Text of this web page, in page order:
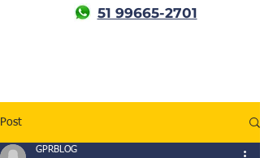
51 99665-2701
Post
GPRBLOG